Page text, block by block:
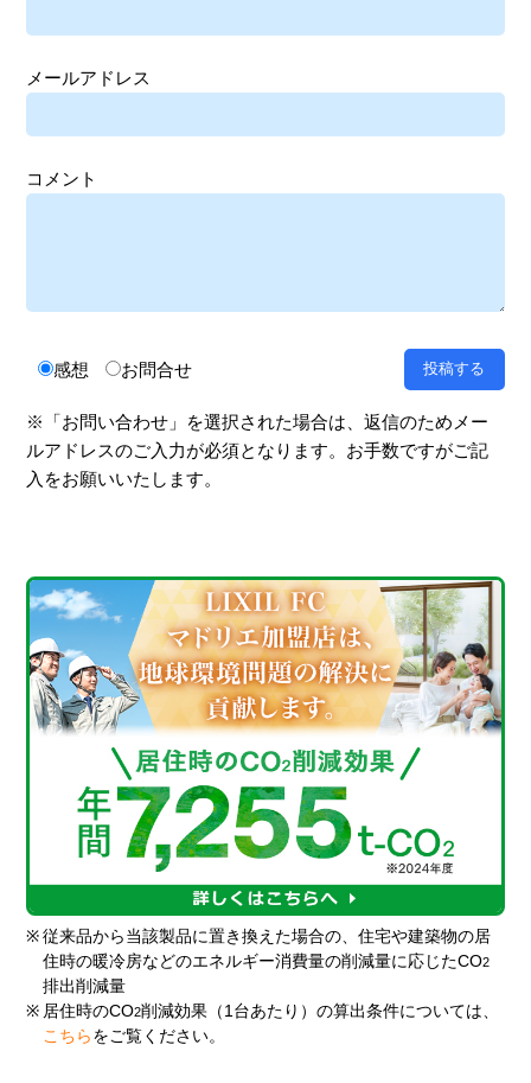
メールアドレス
コメント
感想 お問合せ
※「お問い合わせ」を選択された場合は、返信のためメー
ルアドレスのご入力が必須となります。お手数ですがご記
入をお願いいたします。
※ 従来品から当該製品に置き換えた場合の、住宅や建築物の居
住時の暖冷房などのエネルギー消費量の削減量に応じたCO2
排出削減量
※ 居住時のCO2削減効果（1台あたり）の算出条件については、
こちら をご覧ください。